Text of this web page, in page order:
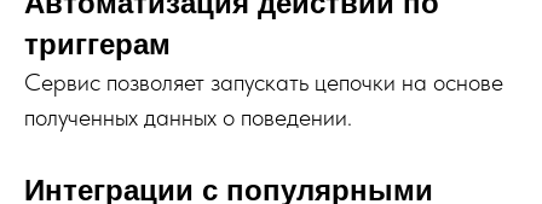
триггерам
Сервис позволяет запускать цепочки на основе
полученных данных о поведении.
Интеграции с популярными